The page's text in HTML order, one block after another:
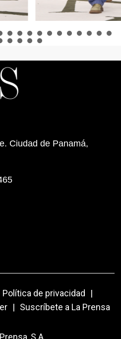
Ciudad de Panamá,
Política de privacidad
|
| Suscríbete a La Prensa
S.A.